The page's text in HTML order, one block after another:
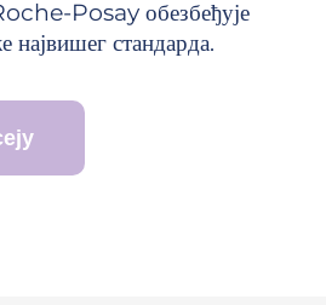
Posay обезбеђује
највишег стандарда.